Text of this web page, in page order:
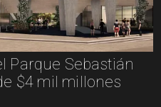
Parque Sebastián
$4 mil millones